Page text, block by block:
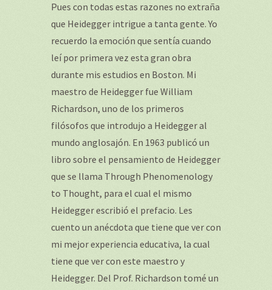
Pues con todas estas razones no extraña
que Heidegger intrigue a tanta gente. Yo
recuerdo la emoción que sentía cuando
leí por primera vez esta gran obra
durante mis estudios en Boston. Mi
maestro de Heidegger fue William
Richardson, uno de los primeros
filósofos que introdujo a Heidegger al
mundo anglosajón. En 1963 publicó un
libro sobre el pensamiento de Heidegger
que se llama Through Phenomenology
to Thought, para el cual el mismo
Heidegger escribió el prefacio. Les
cuento un anécdota que tiene que ver con
mi mejor experiencia educativa, la cual
tiene que ver con este maestro y
Heidegger. Del Prof. Richardson tomé un